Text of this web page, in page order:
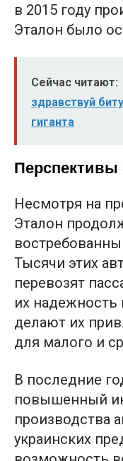
в 2015 году
Эталон было
Сейчас читают:
здравствуй
гиганта
Перспективы
Несмотря на
Эталон
Тысячи этих
перевозят
их надежность
делают их
для малого и
В последние
повышенный
производства
украинских